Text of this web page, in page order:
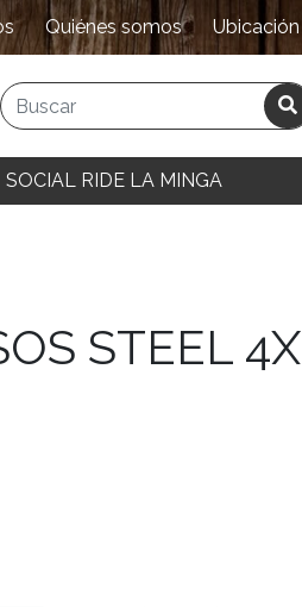
Quiénes somos Ubicación
SOCIAL RIDE LA MINGA
STEEL 4X